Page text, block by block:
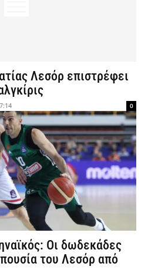
Λεσόρ επιστρέφει
0
Οι δωδεκάδες
του Λεσόρ από